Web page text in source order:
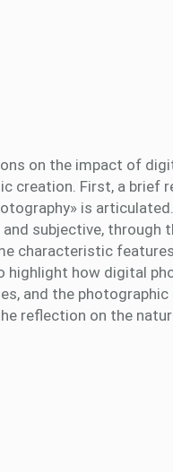
on the impact of
creation. First, a brief
is
subjective, through
characteristic
how digital
and the
reflection on the